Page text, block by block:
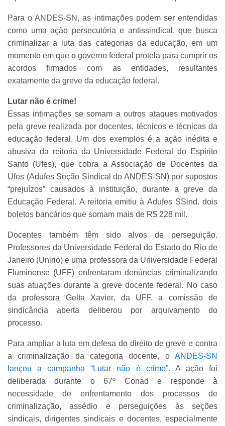
Para o ANDES-SN, as intimações podem ser entendidas
como uma ação persecutória e antissindical, que busca
criminalizar a luta das categorias da educação, em um
momento em que o governo federal protela para cumprir os
acordos firmados com as entidades, resultantes
exatamente da greve da educação federal.
Lutar não é crime!
Essas intimações se somam a outros ataques motivados
pela greve realizada por docentes, técnicos e técnicas da
educação federal. Um dos exemplos é a ação inédita e
abusiva da reitoria da Universidade Federal do Espírito
Santo (Ufes), que cobra a Associação de Docentes da
Ufes (Adufes Seção Sindical do ANDES-SN) por supostos
“prejuízos” causados à instituição, durante a greve da
Educação Federal. A reitoria emitiu à Adufes SSind. dois
boletos bancários que somam mais de R$ 228 mil.
Docentes também têm sido alvos de perseguição.
Professores da Universidade Federal do Estado do Rio de
Janeiro (Unirio) e uma professora da Universidade Federal
Fluminense (UFF) enfrentaram denúncias criminalizando
suas atuações durante a greve docente federal. No caso
da professora Gelta Xavier, da UFF, a comissão de
sindicância aberta deliberou por arquivamento do
processo.
Para ampliar a luta em defesa do direito de greve e contra
a criminalização da categoria docente, o ANDES-SN
lançou a campanha “Lutar não é crime”. A ação foi
deliberada durante o 67º Conad e responde à
necessidade de enfrentamento dos processos de
criminalização, assédio e perseguições às seções
sindicais, dirigentes sindicais e docentes, especialmente